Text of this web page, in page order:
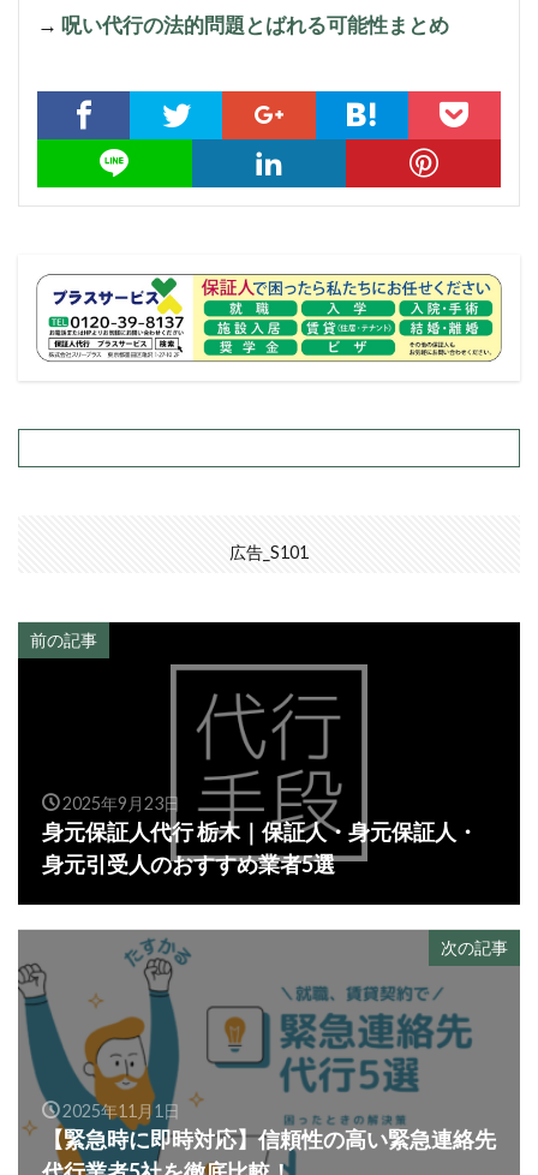
→ 呪い代行の法的問題とばれる可能性まとめ
広告_S101
前の記事
2025年9月23日
身元保証人代行 栃木｜保証人・身元保証人・
身元引受人のおすすめ業者5選
次の記事
2025年11月1日
【緊急時に即時対応】信頼性の高い緊急連絡先